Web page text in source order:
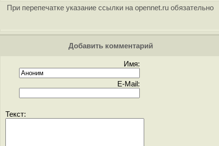
При перепечатке указание ссылки на opennet.ru обязательно
Добавить комментарий
Имя:
E-Mail:
Текст: